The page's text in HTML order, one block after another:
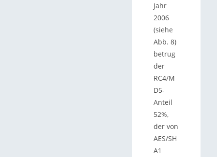
Jahr
2006
(siehe
Abb. 8)
betrug
der
RC4/M
D5-
Anteil
52%,
der von
AES/SH
A1